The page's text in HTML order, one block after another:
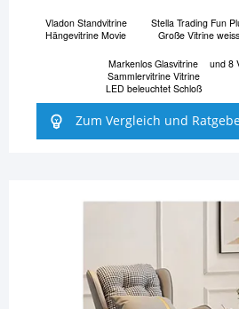
Vladon Standvitrine
Hängevitrine Movie
Stella Trading Fun
Große Vitrine weiss
Markenlos Glasvitrine
Sammlervitrine Vitrine
LED beleuchtet Schloß
und 8
Zum Vergleich und